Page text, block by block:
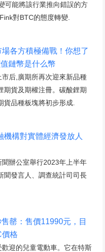
可能將該行業推向錯誤的方
對BTC的態度轉變.
各方積極備戰！你想了
鏈幣是什么幣
后,廣期所再次迎來新品種
期貨及期權注冊。碳酸鋰期
品種板塊將初步形成.
構對實體經濟發放人
辦公室舉行2023年上半年
聞發言人、調查統計司司長
罄：售價11990元，目
格
迎的兒童電動車。它在特斯